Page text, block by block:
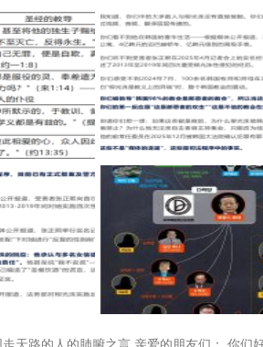
天路的人的肺腑之言 亲爱的朋友们： 你们